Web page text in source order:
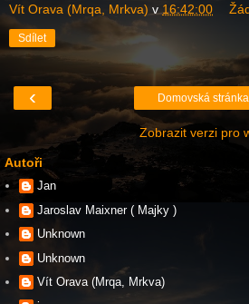
Vít Orava (Mrqa, Mrkva) v 16:42:00
Sdílet
‹ Domovská stránka
Zobrazit verzi pro
Autoři
Jan
Jaroslav Maixner ( Majky )
Unknown
Unknown
Vít Orava (Mrqa, Mrkva)